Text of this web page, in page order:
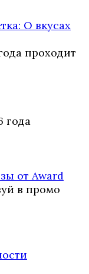
О вкусах
проходит
года
от Award
в промо